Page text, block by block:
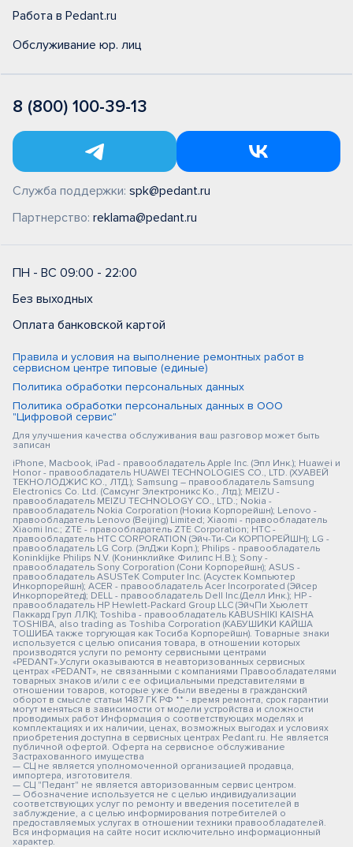
Работа в Pedant.ru
Обслуживание юр. лиц
8 (800) 100-39-13
Служба поддержки: spk@pedant.ru
Партнерство: reklama@pedant.ru
ПН - ВС 09:00 - 22:00
Без выходных
Оплата банковской картой
Правила и условия на выполнение ремонтных работ в
сервисном центре типовые (единые)
Политика обработки персональных данных
Политика обработки персональных данных в ООО
"Цифровой сервис"
Для улучшения качества обслуживания ваш разговор может быть
записан
iPhone, Macbook, iPad - правообладатель Apple Inc. (Эпл Инк.); Huawei и
Honor - правообладатель HUAWEI TECHNOLOGIES CO., LTD. (ХУАВЕЙ
ТЕКНОЛОДЖИС КО., ЛТД.); Samsung – правообладатель Samsung
Electronics Co. Ltd. (Самсунг Электроникс Ко., Лтд.); MEIZU -
правообладатель MEIZU TECHNOLOGY CO., LTD.; Nokia -
правообладатель Nokia Corporation (Нокиа Корпорейшн); Lenovo -
правообладатель Lenovo (Beijing) Limited; Xiaomi - правообладатель
Xiaomi Inc.; ZTE - правообладатель ZTE Corporation; HTC -
правообладатель HTC CORPORATION (Эйч-Ти-Си КОРПОРЕЙШН); LG -
правообладатель LG Corp. (ЭлДжи Корп.); Philips - правообладатель
Koninklijke Philips N.V. (Конинклийке Филипс Н.В.); Sony -
правообладатель Sony Corporation (Сони Корпорейшн); ASUS -
правообладатель ASUSTeK Computer Inc. (Асустек Компьютер
Инкорпорейшн); ACER - правообладатель Acer Incorporated (Эйсер
Инкорпорейтед); DELL - правообладатель Dell Inc.(Делл Инк.); HP -
правообладатель HP Hewlett-Packard Group LLC (ЭйчПи Хьюлетт
Паккард Груп ЛЛК); Toshiba - правообладатель KABUSHIKI KAISHA
TOSHIBA, also trading as Toshiba Corporation (КАБУШИКИ КАЙША
ТОШИБА также торгующая как Тосиба Корпорейшн). Товарные знаки
используется с целью описания товара, в отношении которых
производятся услуги по ремонту сервисными центрами
«PEDANT».Услуги оказываются в неавторизованных сервисных
центрах «PEDANT», не связанными с компаниями Правообладателями
товарных знаков и/или с ее официальными представителями в
отношении товаров, которые уже были введены в гражданский
оборот в смысле статьи 1487 ГК РФ ** - время ремонта, срок гарантии
могут меняться в зависимости от модели устройства и сложности
проводимых работ Информация о соответствующих моделях и
комплектациях и их наличии, ценах, возможных выгодах и условиях
приобретения доступна в сервисных центрах Pedant.ru. Не является
публичной офертой. Оферта на сервисное обслуживание
Застрахованного имущества
— СЦ не является уполномоченной организацией продавца,
импортера, изготовителя.
— СЦ "Педант" не является авторизованным сервис центром.
— Обозначение используется не с целью индивидуализации
соответствующих услуг по ремонту и введения посетителей в
заблуждение, а с целью информирования потребителей о
предоставляемых услугах в отношении техники правообладателей.
Вся информация на сайте носит исключительно информационный
характер.